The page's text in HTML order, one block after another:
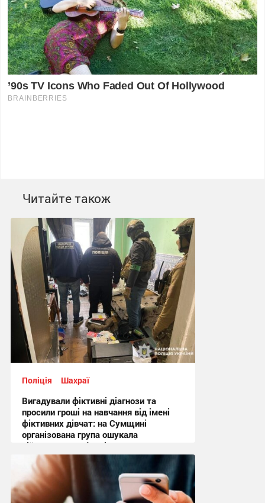
Читайте також
Поліція Шахраї
Вигадували фіктивні діагнози та
просили гроші на навчання від імені
фіктивних дівчат: на Сумщині
організована група ошукала
військовослужбовців на понад
мільйон гривень
14:41 сьогодні